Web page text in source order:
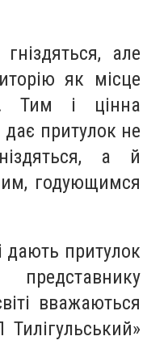
але
як місце
Тим і цінна
притулок не
а й
годующимся
дають притулок
вважаються